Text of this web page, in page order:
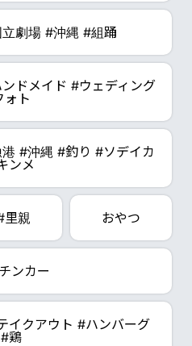
劇場 #沖縄 #組踊
ドメイド #ウェディング
ォト
#沖縄 #釣り #ソデイカ
ンメ
里親 おやつ
ンカー
イクアウト #ハンバーグ
#鶏